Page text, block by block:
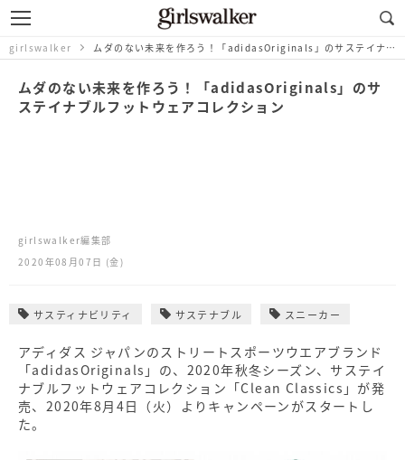
girlswalker ムダのない未来を作ろう！「adidasOriginals」のサステイナブルフットウェアコレクション
ムダのない未来を作ろう！「adidasOriginals」のサ
ステイナブルフットウェアコレクション
girlswalker編集部
2020年08月07日 (金)
サスティナビリティ サステナブル スニーカー
アディダス ジャパンのストリートスポーツウエアブランド
「adidasOriginals」の、2020年秋冬シーズン、サステイ
ナブルフットウェアコレクション「Clean Classics」が発
売、2020年8月4日（火）よりキャンペーンがスタートし
た。